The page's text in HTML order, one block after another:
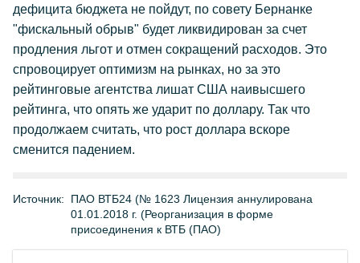
дефицита бюджета не пойдут, по совету Бернанке
"фискальный обрыв" будет ликвидирован за счет
продления льгот и отмен сокращений расходов. Это
спровоцирует оптимизм на рынках, но за это
рейтинговые агентства лишат США наивысшего
рейтинга, что опять же ударит по доллару. Так что
продолжаем считать, что рост доллара вскоре
сменится падением.
Источник:
ПАО ВТБ24 (№ 1623 Лицензия аннулирована
01.01.2018 г. (Реорганизация в форме
присоединения к ВТБ (ПАО)